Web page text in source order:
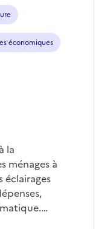
économiques
la
ménages à
éclairages